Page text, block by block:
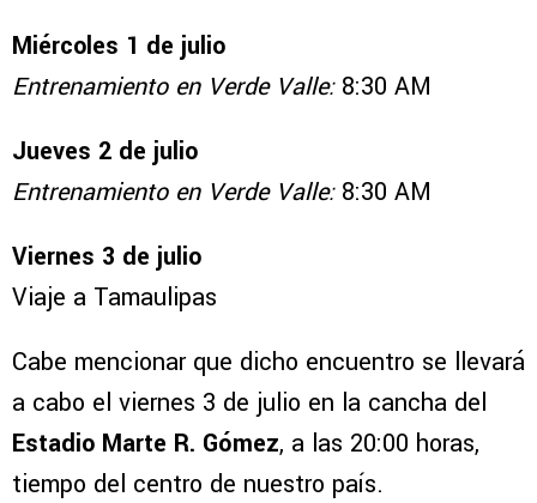
Miércoles 1 de julio
Entrenamiento en Verde Valle:8:30 AM
Jueves 2 de julio
Entrenamiento en Verde Valle:8:30 AM
Viernes 3 de julio
Viaje a Tamaulipas
Cabe mencionar que dicho encuentro se llevará
a cabo el viernes 3 de julio en la cancha del
Estadio Marte R. Gómez, a las 20:00 horas,
tiempo del centro de nuestro país.